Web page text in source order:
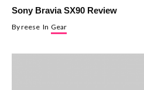
Sony Bravia SX90 Review
Byreese In Gear